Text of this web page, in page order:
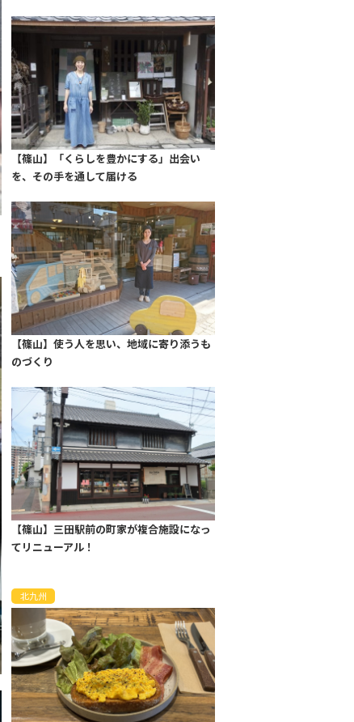
【篠山】「くらしを豊かにする」出会い
を、その手を通して届ける
【篠山】使う人を思い、地域に寄り添うも
のづくり
【篠山】三田駅前の町家が複合施設になっ
てリニューアル！
北九州